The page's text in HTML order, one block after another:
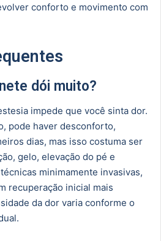
conforto e movimento com
dói muito?
impede que você sinta dor.
pode haver desconforto,
dias, mas isso costuma ser
gelo, elevação do pé e
minimamente invasivas,
recuperação inicial mais
da dor varia conforme o